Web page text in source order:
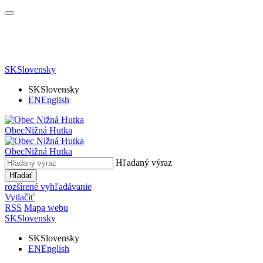
SKSlovensky
SKSlovensky
ENEnglish
ObecNižná Hutka
ObecNižná Hutka
Hľadaný výraz
Hľadať
rozšírené vyhľadávanie
Vytlačiť
RSS Mapa webu
SKSlovensky
SKSlovensky
ENEnglish